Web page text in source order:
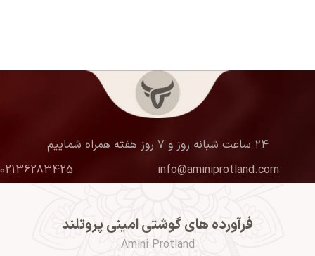
۲۴ ساعت شبانه روز و ۷ روز هفته همراه شماییم
info@aminiprotland.com
02136283425
فرآورده های گوشتی امینی پروتلند
Amini Protland